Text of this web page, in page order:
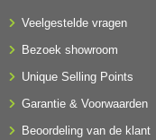
Veelgestelde vragen
Bezoek showroom
Unique Selling Points
Garantie & Voorwaarden
Beoordeling van de klant